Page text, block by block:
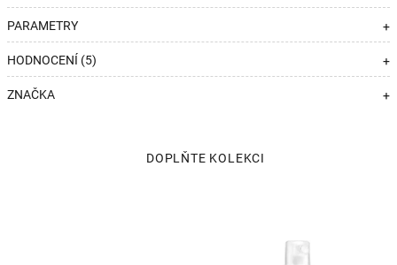
PARAMETRY +
HODNOCENÍ (5) +
ZNAČKA +